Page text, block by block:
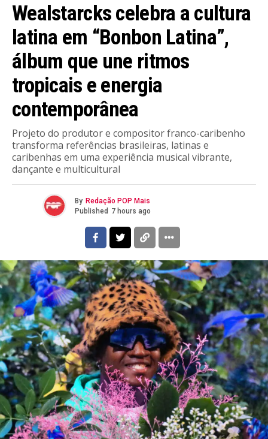
Wealstarcks celebra a cultura
latina em “Bonbon Latina”,
álbum que une ritmos
tropicais e energia
contemporânea
Projeto do produtor e compositor franco-caribenho
transforma referências brasileiras, latinas e
caribenhas em uma experiência musical vibrante,
dançante e multicultural
By Redação POP Mais
Published 7 hours ago